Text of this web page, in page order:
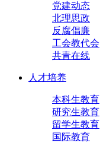
党建动态
北理思政
反腐倡廉
工会教代会
共青在线
人才培养
本科生教育
研究生教育
留学生教育
国际教育